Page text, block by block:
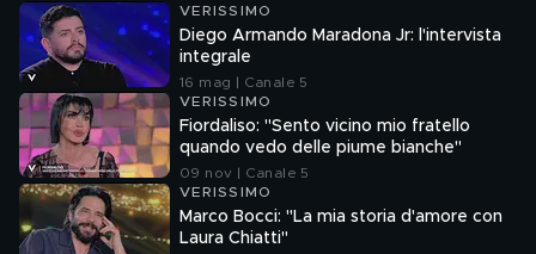
VERISSIMO
Diego Armando Maradona Jr: l'intervista
integrale
16 mag | Canale 5
VERISSIMO
Fiordaliso: "Sento vicino mio fratello
quando vedo delle piume bianche"
09 nov | Canale 5
VERISSIMO
Marco Bocci: "La mia storia d'amore con
Laura Chiatti"